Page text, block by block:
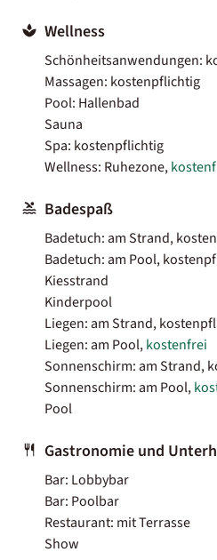
Wellness
Schönheitsanwendungen:
Massagen: kostenpflichtig
Pool: Hallenbad
Sauna
Spa: kostenpflichtig
Wellness: Ruhezone,
Badespaß
Badetuch: am Strand,
Badetuch: am Pool,
Kiesstrand
Kinderpool
Liegen: am Strand,
Liegen: am Pool,kostenfrei
Sonnenschirm: am Strand,
Sonnenschirm: am Pool,
Pool
Gastronomie und
Bar: Lobbybar
Bar: Poolbar
Restaurant: mit Terrasse
Show